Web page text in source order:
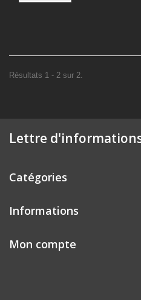
Résultats 1 - 2 sur 2.
Lettre
Catégories
Informations
Mon compte